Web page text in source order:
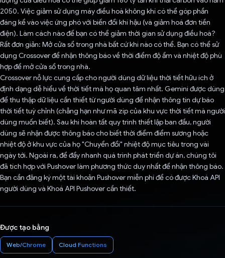
2050. Việc giảm sử dụng máy điều hoà không khí có thể góp phần
đáng kể vào việc ứng phó với biến đổi khí hậu (và giảm hoá đơn tiền
điện). Làm cách nào để bạn có thể giảm thời gian sử dụng điều hoà?
Rất đơn giản: Mở cửa sổ trong nhà bất cứ khi nào có thể. Bạn có thể sử
dụng Crossover để nhận thông báo về thời điểm độ ẩm và nhiệt độ phù
hợp để mở cửa sổ trong nhà.
Crossover nỗ lực cung cấp cho người dùng dữ liệu thời tiết hữu ích ở
định dạng dễ hiểu về thời tiết mà họ quan tâm nhất. Gemini được dùng
để thu thập dữ liệu cần thiết từ người dùng để nhận thông tin dự báo
thời tiết tuỳ chỉnh (chẳng hạn như mã zip của khu vực thời tiết mà người
dùng muốn biết). Sau khi hoàn tất quy trình thiết lập ban đầu, người
dùng sẽ nhận được thông báo cho biết thời điểm điểm sương hoặc
nhiệt độ ở khu vực của họ "Chuyển đổi" nhiệt độ mục tiêu trong vài
ngày tới. Ngoài ra, để đẩy nhanh quá trình phát triển dự án, chúng tôi
đã tích hợp với Pushover làm phương thức duy nhất để nhận thông báo.
Bạn cần đăng ký một tài khoản Pushover miễn phí để có được Khoá API
người dùng và Khoá API Pushover cần thiết.
Được tạo bằng
Web/Chrome Cloud Functions